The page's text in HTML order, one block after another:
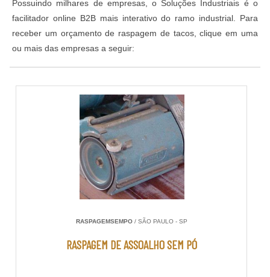
Possuindo milhares de empresas, o Soluções Industriais é o
facilitador online B2B mais interativo do ramo industrial. Para
receber um orçamento de raspagem de tacos, clique em uma
ou mais das empresas a seguir:
RASPAGEMSEMPO/ SÃO PAULO - SP
RASPAGEM DE ASSOALHO SEM PÓ